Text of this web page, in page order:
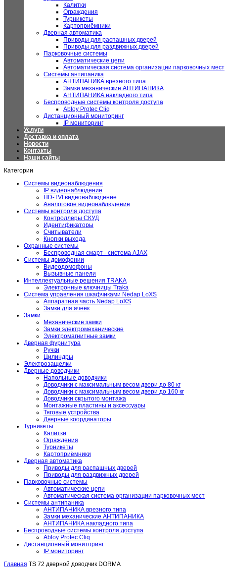
Калитки
Ограждения
Турникеты
Картоприёмники
Дверная автоматика
Приводы для распашных дверей
Приводы для раздвижных дверей
Парковочные системы
Автоматические цепи
Автоматическая система организации парковочных мест
Системы антипаника
АНТИПАНИКА врезного типа
Замки механические АНТИПАНИКА
АНТИПАНИКА накладного типа
Беспроводные системы контроля доступа
Abloy Protec Cliq
Дистанционный мониторинг
IP мониторинг
Услуги
Доставка и оплата
Новости
Контакты
Наши сайты
Категории
Системы видеонаблюдения
IP видеонаблюдение
HD-TVI видеонаблюдение
Аналоговое видеонаблюдение
Системы контроля доступа
Контроллеры СКУД
Идентификаторы
Считыватели
Кнопки выхода
Охранные системы
Беспроводная смарт - система AJAX
Системы домофонии
Видеодомофоны
Вызывные панели
Интеллектуальные решения TRAKA
Электронные ключницы Traka
Система управления шкафчиками Nedap LoXS
Аппаратная часть Nedap LoXS
Замки для ячеек
Замки
Механические замки
Замки электромеханические
Электромагнитные замки
Дверная фурнитура
Ручки
Цилиндры
Электрозащелки
Дверные доводчики
Напольные доводчики
Доводчики с максимальным весом двери до 80 кг
Доводчики с максимальным весом двери до 160 кг
Доводчики скрытого монтажа
Монтажные пластины и аксессуары
Тяговые устройства
Дверные координаторы
Турникеты
Калитки
Ограждения
Турникеты
Картоприёмники
Дверная автоматика
Приводы для распашных дверей
Приводы для раздвижных дверей
Парковочные системы
Автоматические цепи
Автоматическая система организации парковочных мест
Системы антипаника
АНТИПАНИКА врезного типа
Замки механические АНТИПАНИКА
АНТИПАНИКА накладного типа
Беспроводные системы контроля доступа
Abloy Protec Cliq
Дистанционный мониторинг
IP мониторинг
Главная TS 72 дверной доводчик DORMA